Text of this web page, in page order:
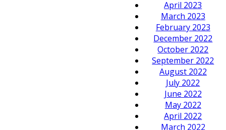
April 2023
March 2023
February 2023
December 2022
October 2022
September 2022
August 2022
July 2022
June 2022
May 2022
April 2022
March 2022